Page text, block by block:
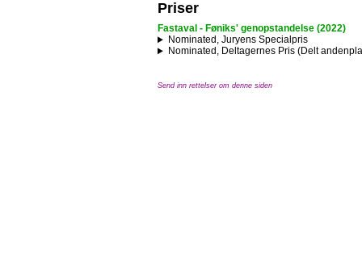
Priser
Fastaval - Føniks' genopstandelse (2022)
Nominated, Juryens Specialpris
Nominated, Deltagernes Pris (Delt
Send inn rettelser om denne siden